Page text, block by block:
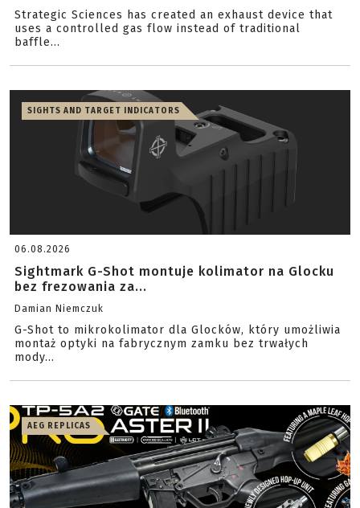
Strategic Sciences has created an exhaust device that
uses a controlled gas flow instead of traditional
baffle...
SIGHTS AND TARGET INDICATORS
06.08.2026
Sightmark G-Shot montuje kolimator na Glocku
bez frezowania za...
Damian Niemczuk
G-Shot to mikrokolimator dla Glocków, który umożliwia
montaż optyki na fabrycznym zamku bez trwałych
mody...
AEG REPLICAS